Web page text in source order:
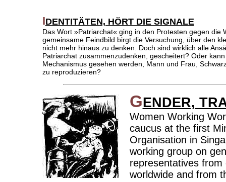
IDENTITÄTEN, HÖRT DIE SIGNALE
Das Wort »Patriarchat« ging in den Protesten gegen die
gemeinsame Feindbild birgt die Versuchung, über den
nicht mehr hinaus zu denken. Doch sind wirklich alle
Patriarchat zusammenzudenken, gescheitert? Oder
Mechanismus gesehen werden, Mann und Frau,
zu reproduzieren?
GENDER,
Women Working
caucus at the first
Organisation in
working group on
representatives
worldwide and from